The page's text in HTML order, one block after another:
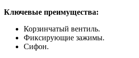
Ключевые преимущества:
Корзинчатый вентиль.
Фиксирующие зажимы.
Сифон.